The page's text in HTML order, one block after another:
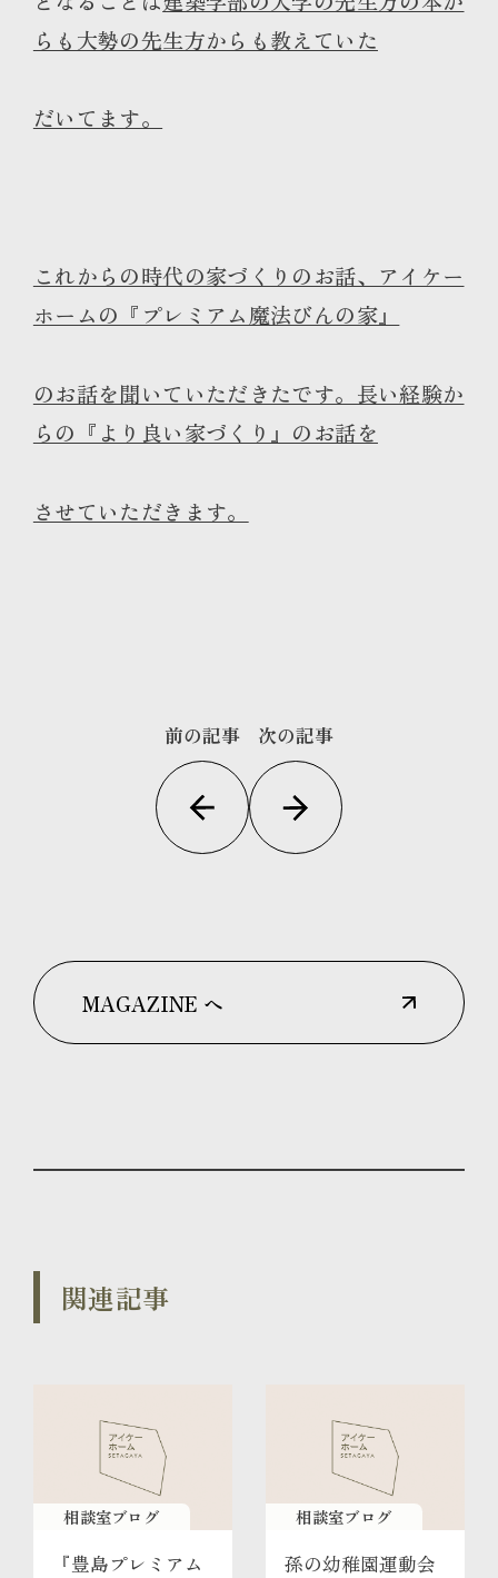
らも大勢の先生方からも教えていた
だいてます。
これからの時代の家づくりのお話、アイケー
ホームの『プレミアム魔法びんの家』
のお話を聞いていただきたです。長い経験か
らの『より良い家づくり』のお話を
させていただきます。
前の記事 次の記事
MAGAZINE へ
関連記事
相談室ブログ
『豊島プレミアム
相談室ブログ
孫の幼稚園運動会